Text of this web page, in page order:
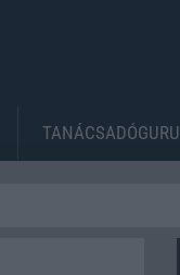
TANÁCSADÓGURU